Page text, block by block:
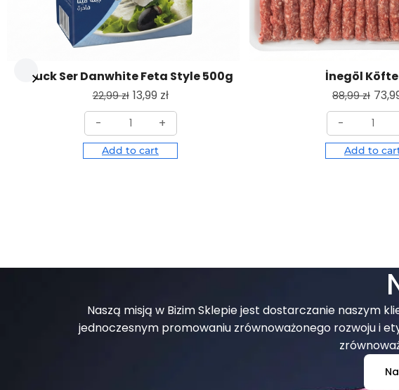
Puck Ser Danwhite Feta Style 500g
22,99zł 13,99 zł
-
+
Add to cart
İnegöl Köfte
88,99zł
-
Add to
Naszą misją w Bizim Sklepie jest dostarczanie naszym
jednoczesnym promowaniu zrównoważonego rozwoju i